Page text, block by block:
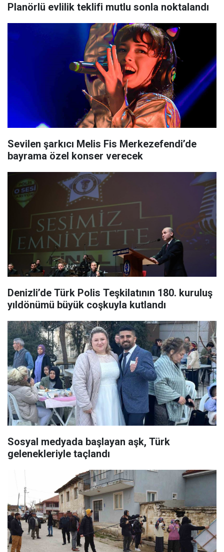
Planörlü evlilik teklifi mutlu sonla noktalandı
Sevilen şarkıcı Melis Fis Merkezefendi’de
bayrama özel konser verecek
Denizli’de Türk Polis Teşkilatının 180. kuruluş
yıldönümü büyük coşkuyla kutlandı
Sosyal medyada başlayan aşk, Türk
gelenekleriyle taçlandı